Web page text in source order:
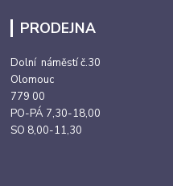
PRODEJNA
Dolní náměstí č.30
Olomouc
779 00
PO-PÁ 7,30-18,00
SO 8,00-11,30